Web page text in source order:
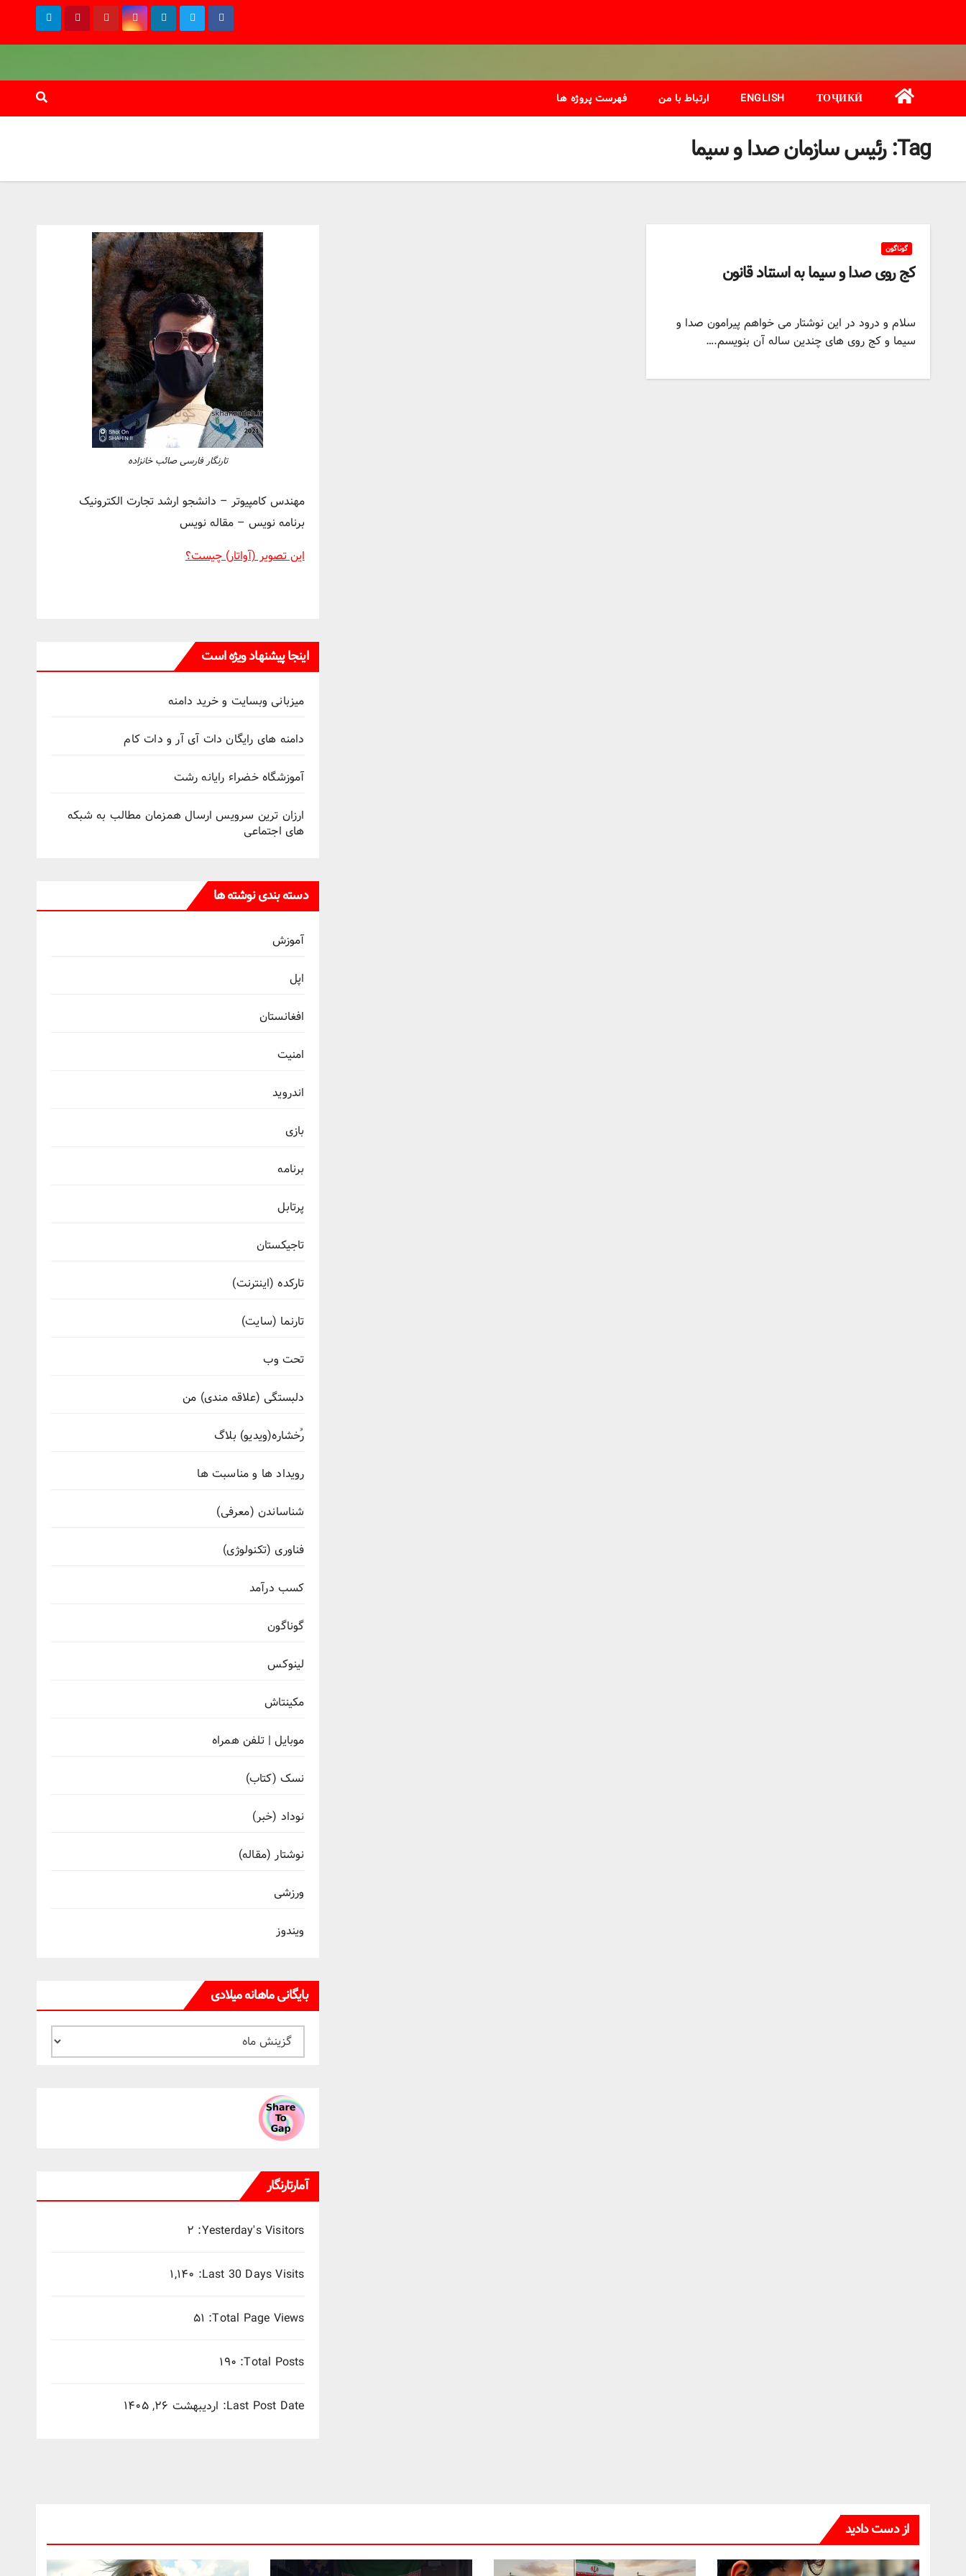
ТОҶИКӢ
ENGLISH ارتباط با من فهرست پروژه ها
Tag: رئیس سازمان صدا و سیما
گوناگون
کج روی صدا و سیما به استناد قانون
سلام و درود در این نوشتار می خواهم پیرامون صدا و
سیما و کج روی های چندین ساله آن بنویسم.…
تارنگار فارسی صائب خانزاده
مهندس کامپیوتر – دانشجو ارشد تجارت الکترونیک
برنامه نویس – مقاله نویس
این تصویر (آواتار) چیست؟
اینجا پیشنهاد ویژه است
میزبانی وبسایت و خرید دامنه
دامنه های رایگان دات آی آر و دات کام
آموزشگاه خضراء رایانه رشت
ارزان ترین سرویس ارسال همزمان مطالب به شبکه
های اجتماعی
دسته بندی نوشته ها
آموزش
اپل
افغانستان
امنیت
اندروید
بازی
برنامه
پرتابل
تاجیکستان
تارکده (اینترنت)
تارنما (سایت)
تحت وب
دلبستگی (علاقه مندی) من
رُخشاره(ویدیو) بلاگ
رویداد ها و مناسبت ها
شناساندن (معرفی)
فناوری (تکنولوژی)
کسب درآمد
گوناگون
لینوکس
مکینتاش
موبایل | تلفن همراه
نسک (کتاب)
نوداد (خبر)
نوشتار (مقاله)
ورزشی
ویندوز
بایگانی ماهانه میلادی
بایگانی
ماهانه
آمارتارنگار
Yesterday's Visitors: ۲
Last 30 Days Visits: ۱,۱۴۰
Total Page Views: ۵۱
Total Posts: ۱۹۰
Last Post Date: اردیبهشت ۲۶, ۱۴۰۵
از دست دادید